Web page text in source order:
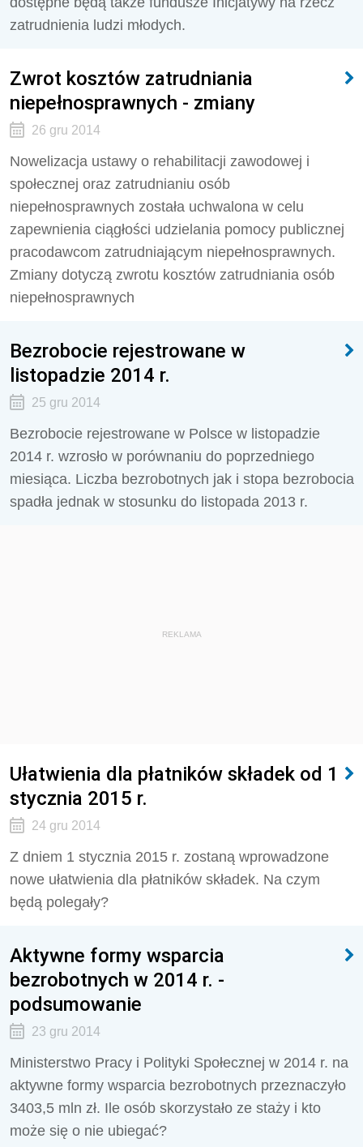
zatrudnienia ludzi młodych.
Zwrot kosztów zatrudniania
niepełnosprawnych - zmiany
26 gru 2014
Nowelizacja ustawy o rehabilitacji zawodowej i
społecznej oraz zatrudnianiu osób
niepełnosprawnych została uchwalona w celu
zapewnienia ciągłości udzielania pomocy publicznej
pracodawcom zatrudniającym niepełnosprawnych.
Zmiany dotyczą zwrotu kosztów zatrudniania osób
niepełnosprawnych
Bezrobocie rejestrowane w
listopadzie 2014 r.
25 gru 2014
Bezrobocie rejestrowane w Polsce w listopadzie
2014 r. wzrosło w porównaniu do poprzedniego
miesiąca. Liczba bezrobotnych jak i stopa bezrobocia
spadła jednak w stosunku do listopada 2013 r.
REKLAMA
Ułatwienia dla płatników składek od 1
stycznia 2015 r.
24 gru 2014
Z dniem 1 stycznia 2015 r. zostaną wprowadzone
nowe ułatwienia dla płatników składek. Na czym
będą polegały?
Aktywne formy wsparcia
bezrobotnych w 2014 r. -
podsumowanie
23 gru 2014
Ministerstwo Pracy i Polityki Społecznej w 2014 r. na
aktywne formy wsparcia bezrobotnych przeznaczyło
3403,5 mln zł. Ile osób skorzystało ze staży i kto
może się o nie ubiegać?